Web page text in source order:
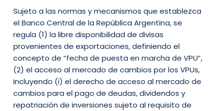
Sujeto a las normas y mecanismos que establezca
el Banco Central de la República Argentina, se
regula (1) la libre disponibilidad de divisas
provenientes de exportaciones, definiendo el
concepto de “fecha de puesta en marcha de VPU”,
(2) el acceso al mercado de cambios por los VPUs,
incluyendo (i) el derecho de acceso al mercado de
cambios para el pago de deudas, dividendos y
repatriación de inversiones sujeto al requisito de